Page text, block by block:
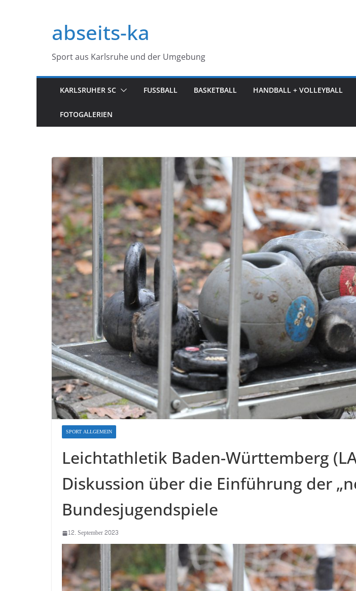
springenabseits-ka
Sport aus Karlsruhe und der Umgebung
KARLSRUHER SC FUSSBALL BASKETBALL HANDBALL + VOLLEYBALL
FOTOGALERIEN
SPORT ALLGEMEIN
Leichtathletik Baden-Württemberg
Diskussion über die Einführung der
Bundesjugendspiele
12. September 2023